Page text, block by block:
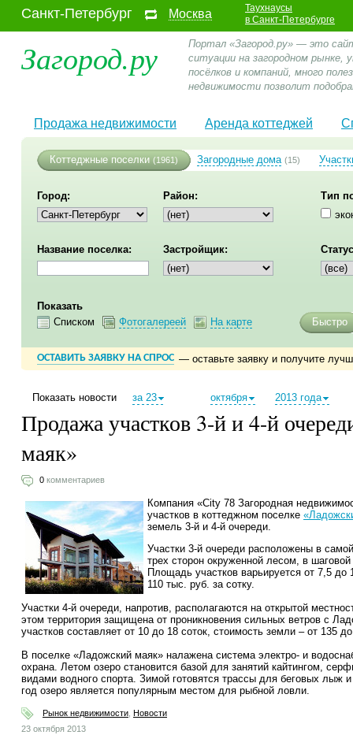
Санкт-Петербург Москва
Таухнаусы
в Санкт-Петербурге
Загород.ру
Портал «Загород.ру» — это
ситуации на загородном
посёлков и компаний, много
недвижимости позволит
Продажа недвижимости Аренда коттеджей
Коттеджные поселки (1961) Загородные дома (15)
Город: Район:
Тип
Название поселка: Застройщик:
Показать
Списком
Фотогалереей На карте Быстро
ОСТАВИТЬ ЗАЯВКУ НА СПРОС — оставьте заявку и получите
Показать новости за 23 октября 2013 года
Продажа участков 3-й и 4-й
маяк»
0 комментариев
Компания «City 78 Загородная
участков в коттеджном поселке
земель 3-й и 4-й очереди.
Участки 3-й очереди расположены в
трех сторон окруженной лесом, в
Площадь участков варьируется от 7,5 до
110 тыс. руб. за сотку.
Участки 4-й очереди, напротив, располагаются на открытой
этом территория защищена от проникновения сильных ветров с
участков составляет от 10 до 18 соток, стоимость земли – от 135
В поселке «Ладожский маяк» налажена система электро- и
охрана. Летом озеро становится базой для занятий кайтингом,
видами водного спорта. Зимой готовятся трассы для беговых лыж
год озеро является популярным местом для рыбной ловли.
Рынок недвижимости Новости
23 октября 2013